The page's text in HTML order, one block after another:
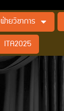
ฝ่ายวิชาการ
ITA2025